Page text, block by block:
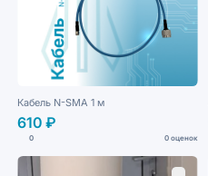
Кабель N-SMA 1 м
610 ₽
0 0 оценок